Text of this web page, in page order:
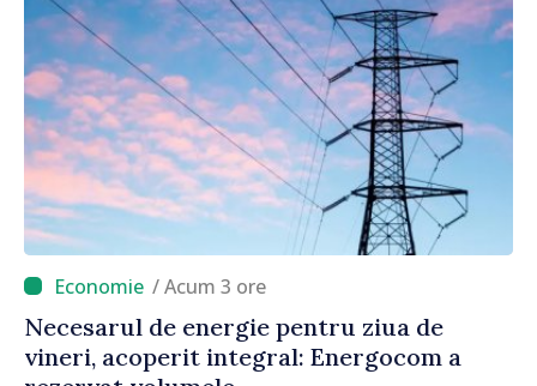
/ Acum 3 ore
Necesarul de energie pentru ziua de
vineri, acoperit integral: Energocom a